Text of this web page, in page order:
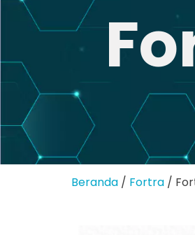
Beranda / Fortra /